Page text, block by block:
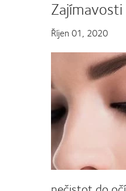
Zajímavosti
Říjen 01, 2020